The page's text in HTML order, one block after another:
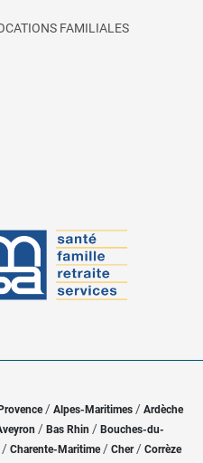
FAMILIALES
/ Alpes-Maritimes / Ardèche
/ Bas Rhin / Bouches-du-
/ Charente-Maritime/ Cher / Corrèze